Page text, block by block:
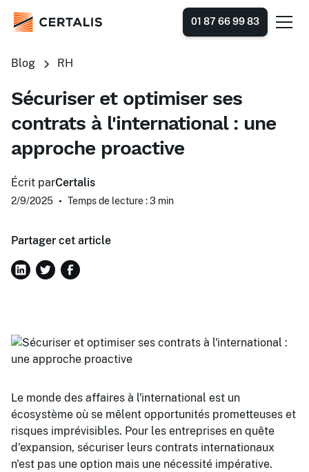
01 87 66 99 83
Blog RH
Sécuriser et optimiser ses
contrats à l'international : une
approche proactive
Écrit parCertalis
2/9/2025 • Temps de lecture : 3 min
Partager cet article
Le monde des affaires à l'international est un
écosystème où se mêlent opportunités prometteuses et
risques imprévisibles. Pour les entreprises en quête
d'expansion, sécuriser leurs contrats internationaux
n'est pas une option mais une nécessité impérative.